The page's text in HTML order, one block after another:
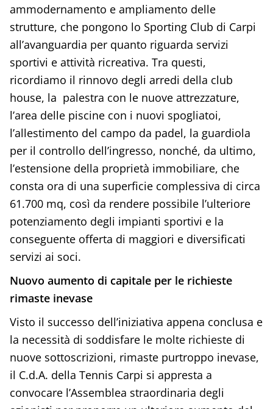
ammodernamento e ampliamento delle
strutture, che pongono lo Sporting Club di Carpi
all’avanguardia per quanto riguarda servizi
sportivi e attività ricreativa. Tra questi,
ricordiamo il rinnovo degli arredi della club
house, la palestra con le nuove attrezzature,
l’area delle piscine con i nuovi spogliatoi,
l’allestimento del campo da padel, la guardiola
per il controllo dell’ingresso, nonché, da ultimo,
l’estensione della proprietà immobiliare, che
consta ora di una superficie complessiva di circa
61.700 mq, così da rendere possibile l’ulteriore
potenziamento degli impianti sportivi e la
conseguente offerta di maggiori e diversificati
servizi ai soci.
Nuovo aumento di capitale per le richieste
rimaste inevase
Visto il successo dell’iniziativa appena conclusa e
la necessità di soddisfare le molte richieste di
nuove sottoscrizioni, rimaste purtroppo inevase,
il C.d.A. della Tennis Carpi si appresta a
convocare l’Assemblea straordinaria degli